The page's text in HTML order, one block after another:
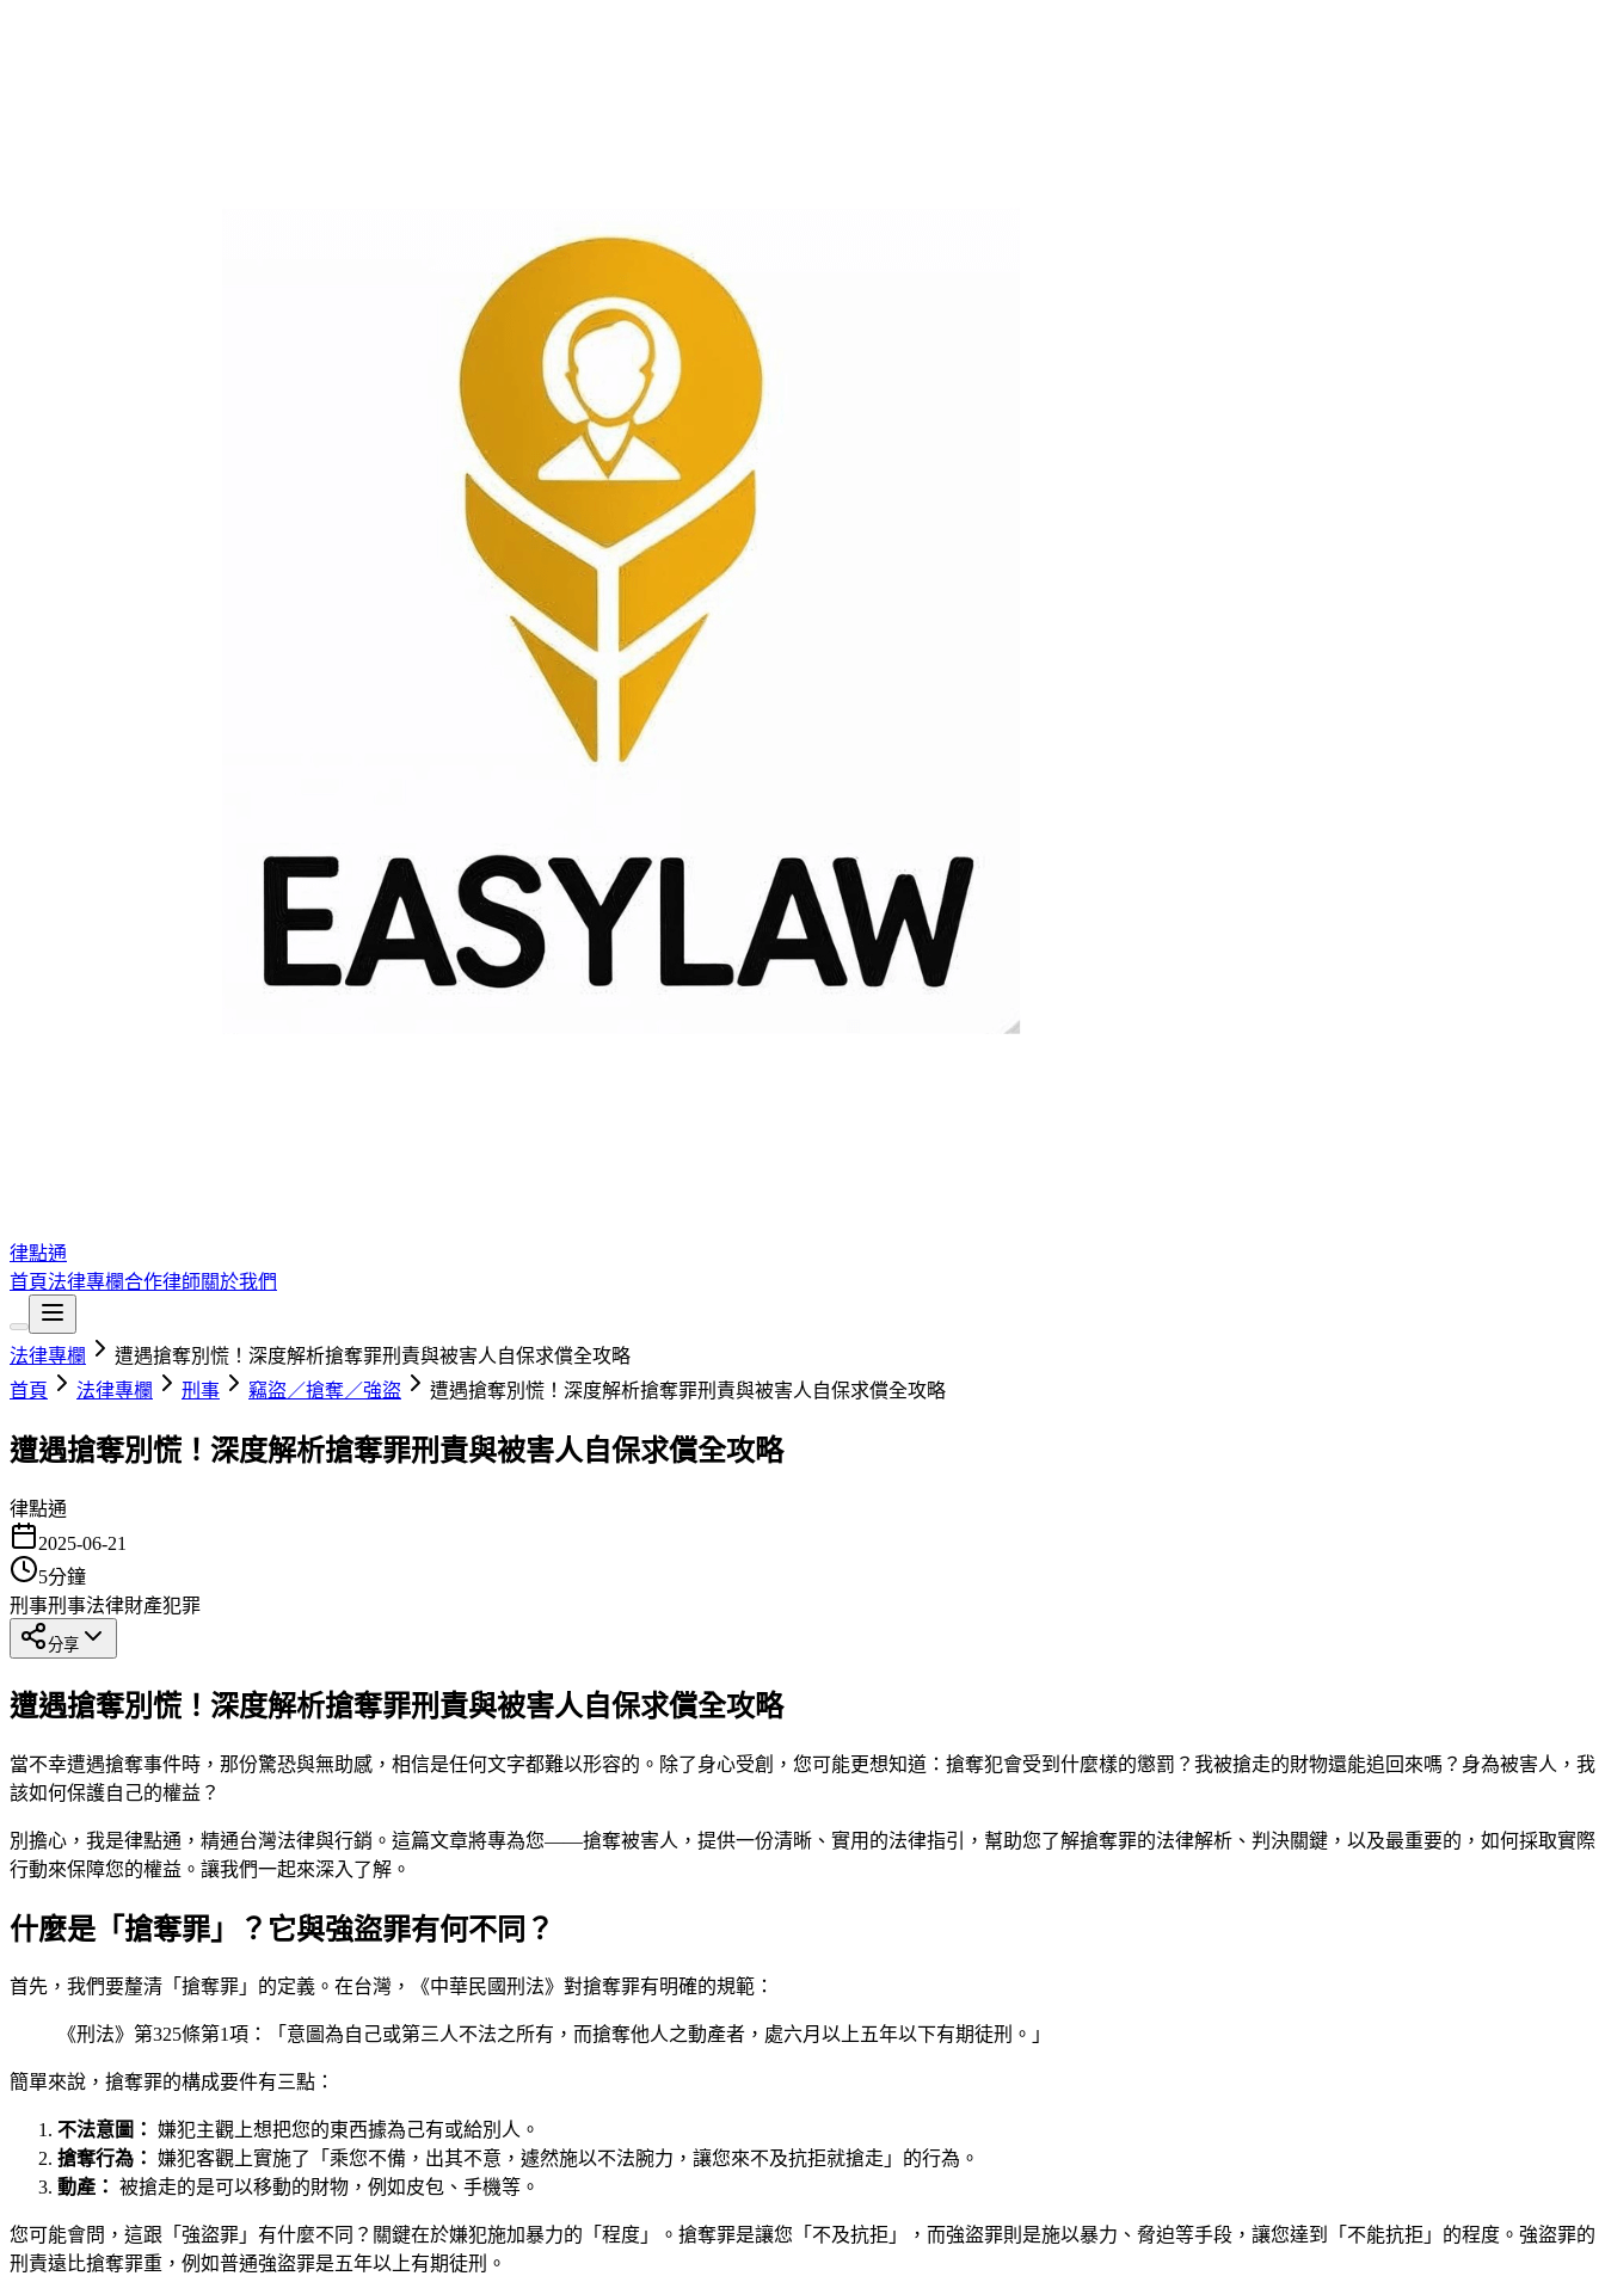
律點通
首頁法律專欄合作律師關於我們
法律專欄
遭遇搶奪別慌！深度解析搶奪罪刑責與被害人自保求償全攻略
首頁
法律專欄 刑事 竊盜／搶奪／強盜 遭遇搶奪別慌！深度解析搶奪罪刑責與被害人自保求償全攻略
遭遇搶奪別慌！深度解析搶奪罪刑責與被害人自保求償全攻略
律點通
2025-06-21
5分鐘
刑事刑事法律財產犯罪
分享
遭遇搶奪別慌！深度解析搶奪罪刑責與被害人自保求償全攻略
當不幸遭遇搶奪事件時，那份驚恐與無助感，相信是任何文字都難以形容的。除了身心受創，您可能更想知道：搶奪犯會受到什麼樣的懲罰？我被搶走的財物還能追回來嗎？身為被害人，我
該如何保護自己的權益？
別擔心，我是律點通，精通台灣法律與行銷。這篇文章將專為您——搶奪被害人，提供一份清晰、實用的法律指引，幫助您了解搶奪罪的法律解析、判決關鍵，以及最重要的，如何採取實際
行動來保障您的權益。讓我們一起來深入了解。
什麼是「搶奪罪」？它與強盜罪有何不同？
首先，我們要釐清「搶奪罪」的定義。在台灣，《中華民國刑法》對搶奪罪有明確的規範：
《刑法》第325條第1項：「意圖為自己或第三人不法之所有，而搶奪他人之動產者，處六月以上五年以下有期徒刑。」
簡單來說，搶奪罪的構成要件有三點：
不法意圖： 嫌犯主觀上想把您的東西據為己有或給別人。
搶奪行為： 嫌犯客觀上實施了「乘您不備，出其不意，遽然施以不法腕力，讓您來不及抗拒就搶走」的行為。
動產： 被搶走的是可以移動的財物，例如皮包、手機等。
您可能會問，這跟「強盜罪」有什麼不同？關鍵在於嫌犯施加暴力的「程度」。搶奪罪是讓您「不及抗拒」，而強盜罪則是施以暴力、脅迫等手段，讓您達到「不能抗拒」的程度。強盜罪的
刑責遠比搶奪罪重，例如普通強盜罪是五年以上有期徒刑。